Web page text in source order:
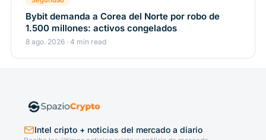
Bybit demanda a Corea del Norte por robo de
1.500 millones: activos congelados
8 ago. 2026 · 4 min read
Intel cripto + noticias del mercado a diario